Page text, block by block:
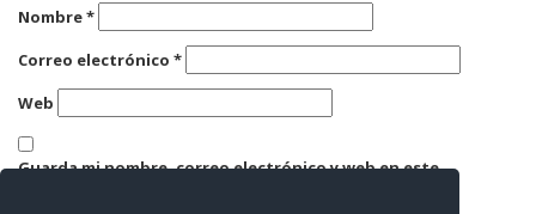
Nombre*
Correo electrónico *
Web
Guarda mi nombre, correo electrónico y web en este